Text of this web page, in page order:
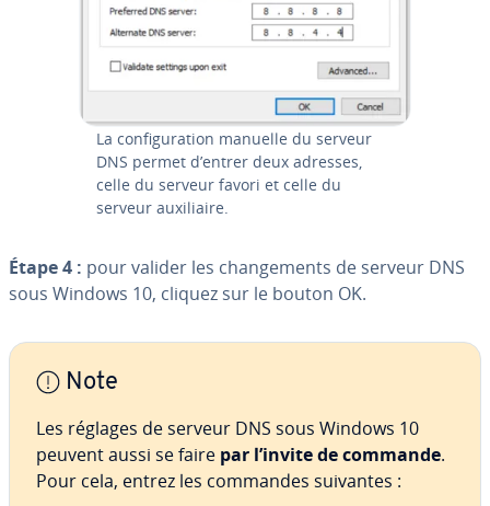
La con­fi­gu­ra­tion manuelle du serveur
DNS permet d’entrer deux adresses,
celle du serveur favori et celle du
serveur auxi­liaire.
Étape 4 : pour valider les chan­ge­ments de serveur DNS
sous Windows 10, cliquez sur le bouton OK.
Note
Les réglages de serveur DNS sous Windows 10
peuvent aussi se faire par l’invite de commande.
Pour cela, entrez les commandes suivantes :